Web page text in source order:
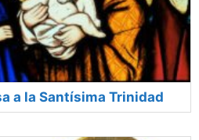
a la Santísima Trinidad